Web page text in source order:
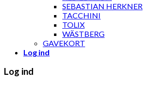
SEBASTIAN HERKNER
TACCHINI
TOLIX
WÄSTBERG
GAVEKORT
Log ind
Log ind